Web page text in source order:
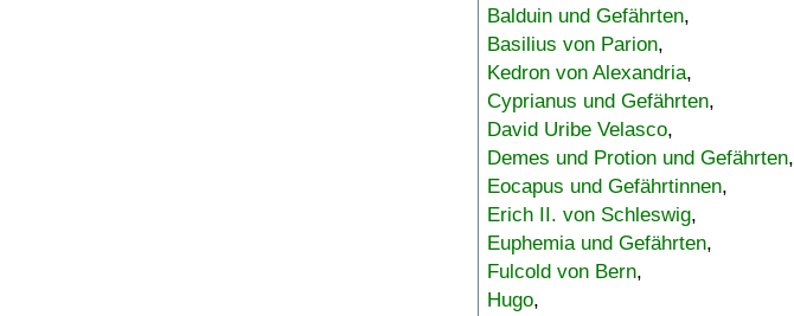
Balduin und Gefährten,
Basilius von Parion,
Kedron von Alexandria,
Cyprianus und Gefährten,
David Uribe Velasco,
Demes und Protion und Gefährten,
Eocapus und Gefährtinnen,
Erich II. von Schleswig,
Euphemia und Gefährten,
Fulcold von Bern,
Hugo,